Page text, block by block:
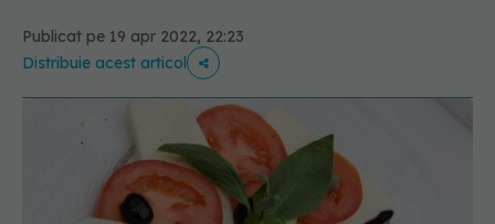
Publicat pe 19 apr 2022, 22:23
Distribuie acest articol